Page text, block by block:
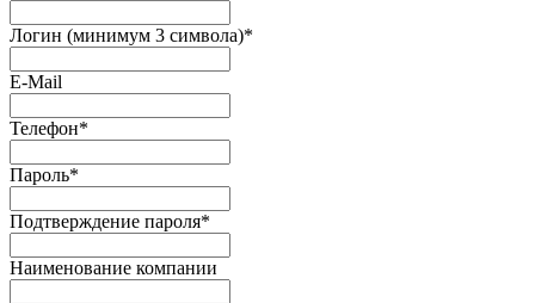
Логин (минимум 3 символа)*
E-Mail
Телефон*
Пароль*
Подтверждение пароля*
Наименование компании